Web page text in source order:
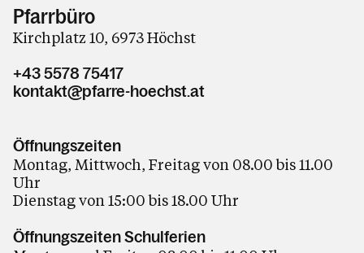
Pfarrbüro
Kirchplatz 10, 6973 Höchst
+43 5578 75417
kontakt@pfarre-hoechst.at
Öffnungszeiten
Montag, Mittwoch, Freitag von 08.00 bis 11.00
Uhr
Dienstag von 15:00 bis 18.00 Uhr
Öffnungszeiten Schulferien